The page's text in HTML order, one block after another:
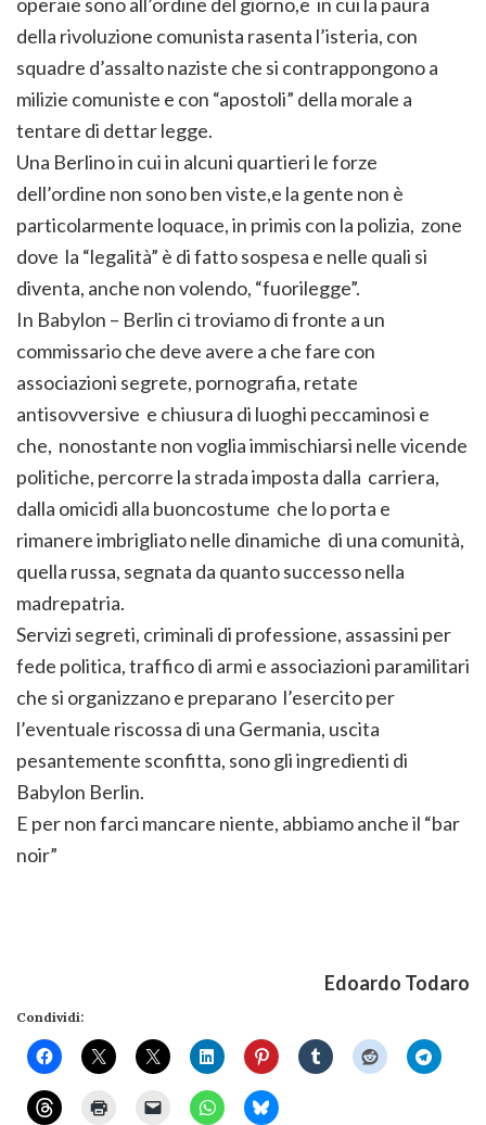
della rivoluzione comunista rasenta l’isteria, con
squadre d’assalto naziste che si contrappongono a
milizie comuniste e con “apostoli” della morale a
tentare di dettar legge.
Una Berlino in cui in alcuni quartieri le forze
dell’ordine non sono ben viste,e la gente non è
particolarmente loquace, in primis con la polizia, zone
dove la “legalità” è di fatto sospesa e nelle quali si
diventa, anche non volendo, “fuorilegge”.
In Babylon – Berlin ci troviamo di fronte a un
commissario che deve avere a che fare con
associazioni segrete, pornografia, retate
antisovversive e chiusura di luoghi peccaminosi e
che, nonostante non voglia immischiarsi nelle vicende
politiche, percorre la strada imposta dalla carriera,
dalla omicidi alla buoncostume che lo porta e
rimanere imbrigliato nelle dinamiche di una comunità,
quella russa, segnata da quanto successo nella
madrepatria.
Servizi segreti, criminali di professione, assassini per
fede politica, traffico di armi e associazioni paramilitari
che si organizzano e preparano l’esercito per
l’eventuale riscossa di una Germania, uscita
pesantemente sconfitta, sono gli ingredienti di
Babylon Berlin.
E per non farci mancare niente, abbiamo anche il “bar
noir”
Edoardo Todaro
Condividi: